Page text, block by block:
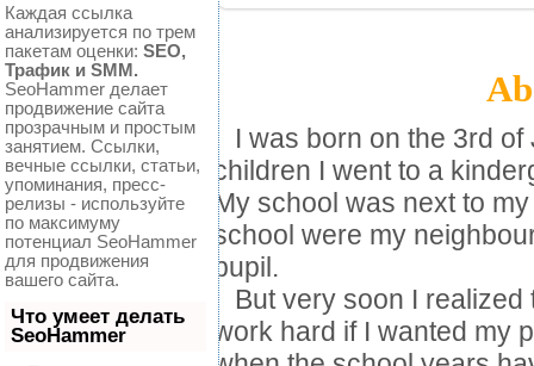
I was born on the 3rd of
children I went to a
My school was next to
school were my
pupil.
But very soon I realized
work hard if I wanted my
Каждая ссылка
анализируется по трем
пакетам оценки: SEO,
Трафик и SMM.
SeoHammer делает
продвижение сайта
прозрачным и простым
занятием. Ссылки,
вечные ссылки, статьи,
упоминания, пресс-
релизы - используйте
по максимуму
потенциал SeoHammer
для продвижения
вашего сайта.
Что умеет делать
SeoHammer